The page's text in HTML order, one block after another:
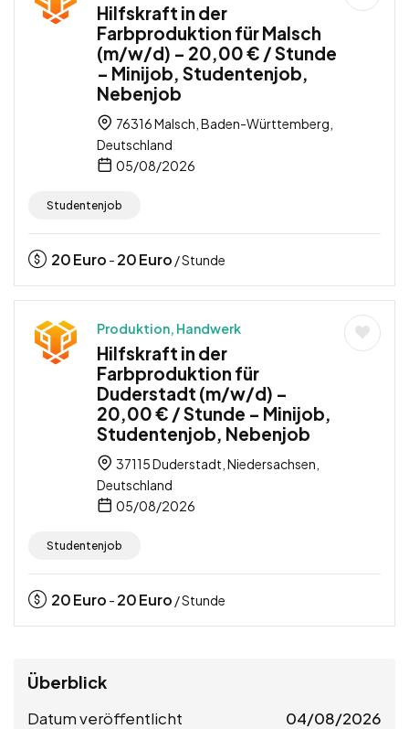
Hilfskraft in der
Farbproduktion für Malsch
(m/w/d) – 20,00 € / Stunde
– Minijob, Studentenjob,
Nebenjob
76316 Malsch, Baden-Württemberg,
Deutschland
05/08/2026
Studentenjob
20Euro - 20Euro / Stunde
Produktion, Handwerk
Hilfskraft in der
Farbproduktion für
Duderstadt (m/w/d) –
20,00 € / Stunde – Minijob,
Studentenjob, Nebenjob
37115 Duderstadt, Niedersachsen,
Deutschland
05/08/2026
Studentenjob
20Euro - 20Euro / Stunde
Überblick
Datum veröffentlicht 04/08/2026